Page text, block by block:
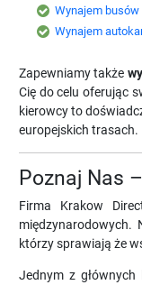
Wynajem busów
Wynajem
Zapewniamy także
Cię do celu oferując
kierowcy to
europejskich trasach.
Poznaj Nas
Firma Krakow
międzynarodowych.
którzy sprawiają że
Jednym z